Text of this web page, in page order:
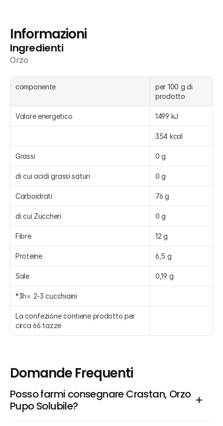
Informazioni
Ingredienti
Orzo
componente
per 100 g di
prodotto
Valore energetico 1499 kJ
354 kcal
Grassi 0 g
di cui acidi grassi saturi 0 g
Carboidrati 76 g
di cui Zuccheri 0 g
Fibre 12 g
Proteine 6,5 g
Sale 0,19 g
*3h= 2-3 cucchiaini
La confezione contiene prodotto per
circa 66 tazze
Domande Frequenti
Posso farmi consegnare Crastan, Orzo
Pupo Solubile?